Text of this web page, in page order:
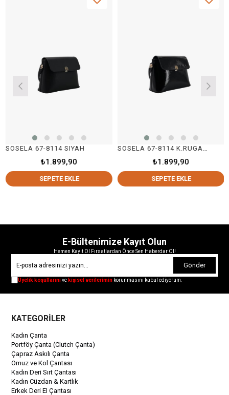
67-8114 SIYAH
₺1.899,90
SEPETE EKLE
SOSELA 67-8114 K.RUGAN SİYAH
₺1.899,90
SEPETE EKLE
E-Bültenimize Kayıt Olun
Hemen Kayıt Ol Fırsatlardan Önce Sen Haberdar Ol!
Gönder
Üyelik koşullarınıve kişisel verilerimin korunmasını kabul ediyorum.
KATEGORİLER
Kadın Çanta
Portföy Çanta (Clutch Çanta)
Çapraz Askılı Çanta
Omuz ve Kol Çantası
Kadın Deri Sırt Çantası
Kadın Cüzdan & Kartlık
Erkek Deri El Çantası